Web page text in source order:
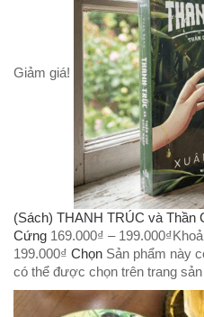
Giảm giá!
(Sách) THANH TRÚC và Thần
Cứng 169.000₫ – 199.000₫
199.000₫ Chọn Sản phẩm này
có thể được chọn trên trang